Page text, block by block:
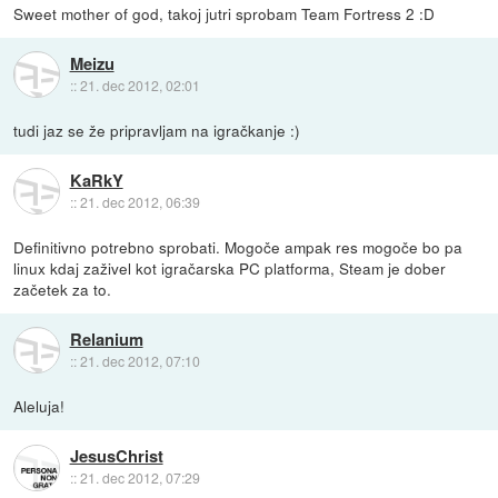
Sweet mother of god, takoj jutri sprobam Team Fortress 2 :D
Meizu
::21. dec 2012, 02:01
tudi jaz se že pripravljam na igračkanje :)
KaRkY
::21. dec 2012, 06:39
Definitivno potrebno sprobati. Mogoče ampak res mogoče bo pa
linux kdaj zaživel kot igračarska PC platforma, Steam je dober
začetek za to.
Relanium
::21. dec 2012, 07:10
Aleluja!
JesusChrist
::21. dec 2012, 07:29